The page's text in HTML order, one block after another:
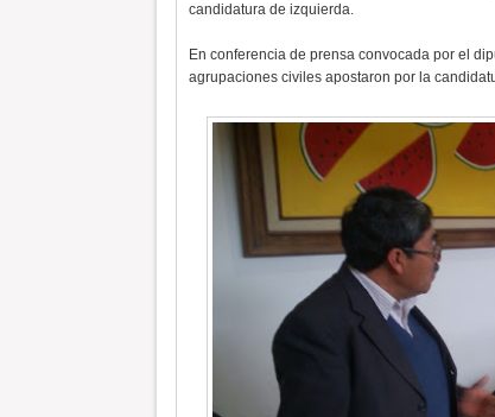
candidatura de izquierda.
En conferencia de prensa convocada por el
agrupaciones civiles apostaron por la